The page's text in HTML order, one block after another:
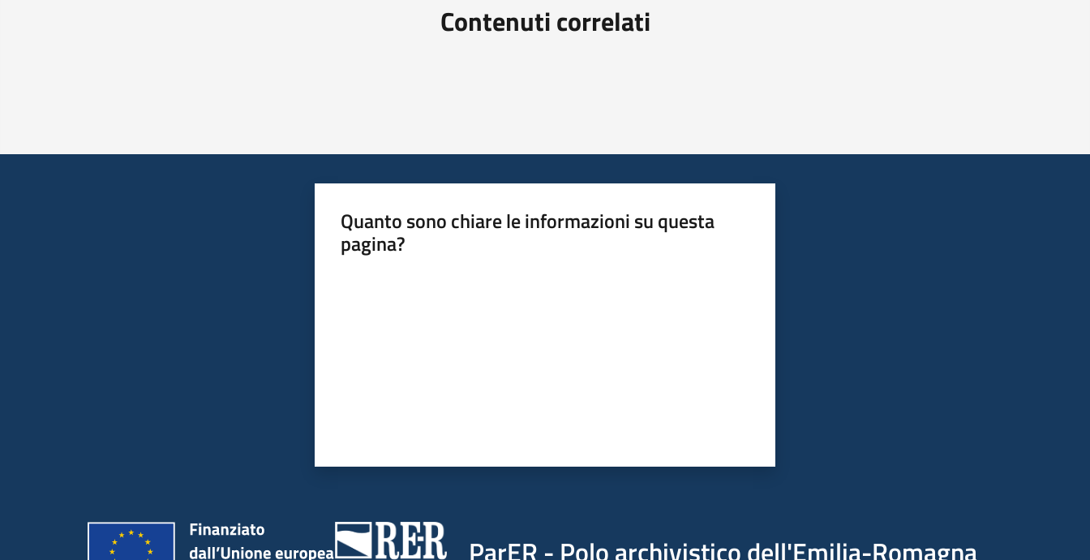
Contenuti correlati
Quanto sono chiare le informazioni su questa
pagina?
ParER - Polo archivistico dell'Emilia-Romagna